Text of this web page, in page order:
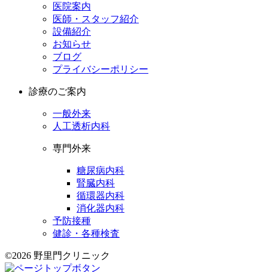
医院案内
医師・スタッフ紹介
設備紹介
お知らせ
ブログ
プライバシーポリシー
診療のご案内
一般外来
人工透析内科
専門外来
糖尿病内科
腎臓内科
循環器内科
消化器内科
予防接種
健診・各種検査
©2026 野里門クリニック